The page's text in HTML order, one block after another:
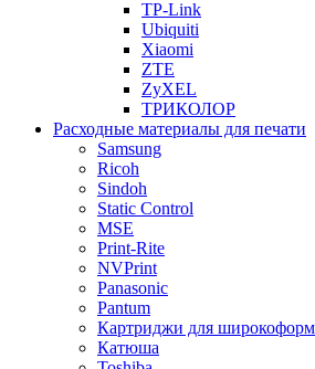
TP-Link
Ubiquiti
Xiaomi
ZTE
ZyXEL
ТРИКОЛОР
Расходные материалы для печати
Samsung
Ricoh
Sindoh
Static Control
MSE
Print-Rite
NVPrint
Panasonic
Pantum
Картриджи для
Катюша